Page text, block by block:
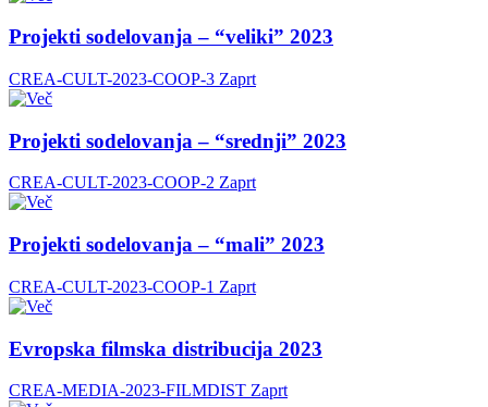
Projekti sodelovanja – “veliki” 2023
CREA-CULT-2023-COOP-3 Zaprt
Projekti sodelovanja – “srednji” 2023
CREA-CULT-2023-COOP-2 Zaprt
Projekti sodelovanja – “mali” 2023
CREA-CULT-2023-COOP-1 Zaprt
Evropska filmska distribucija 2023
CREA-MEDIA-2023-FILMDIST Zaprt